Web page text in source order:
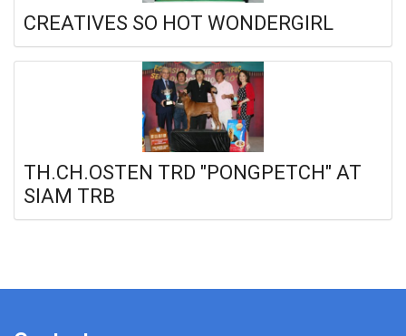
CREATIVES SO HOT WONDERGIRL
TH.CH.OSTEN TRD "PONGPETCH" AT
SIAM TRB